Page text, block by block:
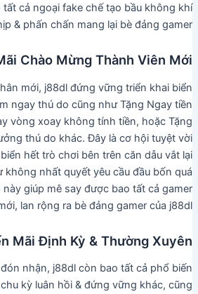
tất cả ngoại fake chế tạo bầu không khí
& phấn chấn mang lại bè đảng gamer.
Chào Mừng Thành Viên Mới
mới, j88dl đứng vững triển khai biển
ngay thú do cũng như Tặng Ngay tiền
vòng xoay không tính tiền, hoặc Tặng
thú do khác. Đây là cơ hội tuyệt vời
hết trò chơi bên trên căn dẫu vắt lại
nhất quyết yêu cầu đầu bốn quá
giúp mê say được bao tất cả gamer
lan rộng ra bè đảng gamer của j88dl.
Mãi Định Kỳ & Thường Xuyên
nhận, j88dl còn bao tất cả phổ biến
kỳ luân hồi & đứng vững khác, cũng